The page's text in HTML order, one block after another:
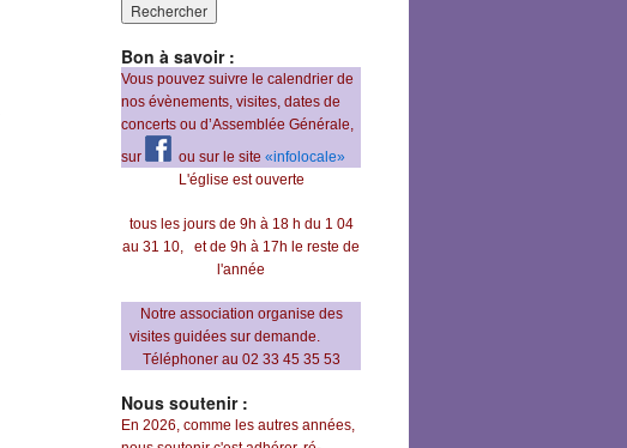
Bon à savoir :
Vous pouvez suivre le calendrier de
nos évènements, visites, dates de
concerts ou d’Assemblée Générale,
sur
ou sur le site «infolocale»
L'église est ouverte
tous les jours de 9h à 18 h du 1 04
au 31 10, et de 9h à 17h le reste de
l'année
Notre association organise des
visites guidées sur demande.
Téléphoner au 02 33 45 35 53
Nous soutenir :
En 2026, comme les autres années,